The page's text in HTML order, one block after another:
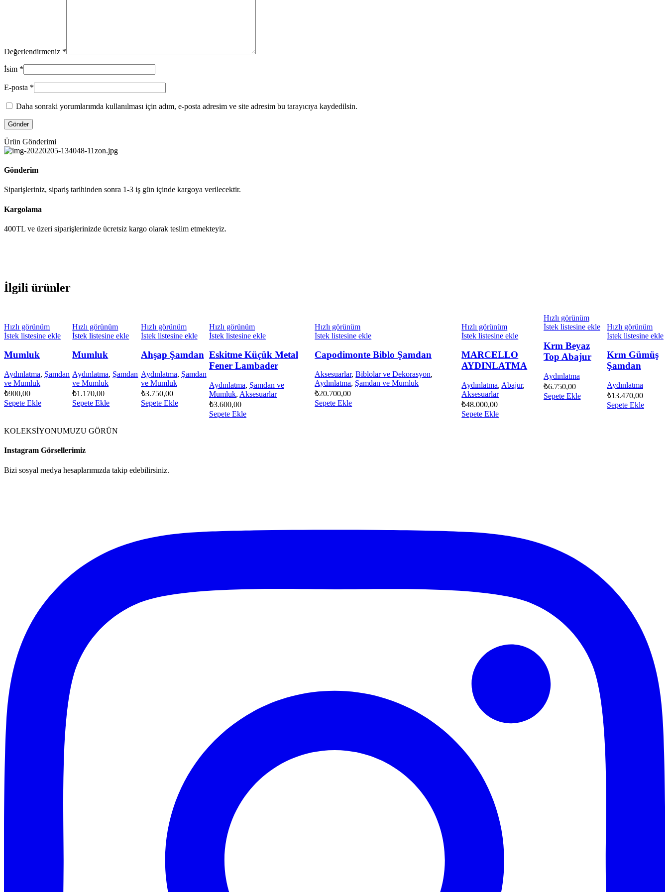
Değerlendirmeniz *
İsim *
E-posta *
Daha sonraki yorumlarımda kullanılması için adım, e-posta adresim ve site adresim bu tarayıcıya kaydedilsin.
Ürün Gönderimi
Gönderim
Siparişleriniz, sipariş tarihinden sonra 1-3 iş gün içinde kargoya verilecektir.
Kargolama
400TL ve üzeri siparişlerinizde ücretsiz kargo olarak teslim etmekteyiz.
İlgili ürünler
Hızlı görünüm
İstek listesine ekle
Mumluk
Aydınlatma, Şamdan
ve Mumluk
₺900,00
Sepete Ekle
Hızlı görünüm
İstek listesine ekle
Mumluk
Aydınlatma, Şamdan
ve Mumluk
₺1.170,00
Sepete Ekle
Hızlı görünüm
İstek listesine ekle
Ahşap Şamdan
Aydınlatma, Şamdan
ve Mumluk
₺3.750,00
Sepete Ekle
Hızlı görünüm
İstek listesine ekle
Eskitme Küçük Metal
Fener Lambader
Aydınlatma, Şamdan ve
Mumluk, Aksesuarlar
₺3.600,00
Sepete Ekle
Hızlı görünüm
İstek listesine ekle
Capodimonte Biblo Şamdan
Aksesuarlar,Biblolar ve Dekorasyon,
Aydınlatma, Şamdan ve Mumluk
₺20.700,00
Sepete Ekle
Hızlı görünüm
İstek listesine ekle
MARCELLO
AYDINLATMA
Aydınlatma, Abajur,
Aksesuarlar
₺48.000,00
Sepete Ekle
Hızlı görünüm
İstek listesine ekle
Krm Beyaz
Top Abajur
Aydınlatma
₺6.750,00
Sepete Ekle
Hızlı görünüm
İstek listesine ekle
Krm Gümüş
Şamdan
Aydınlatma
₺13.470,00
Sepete Ekle
KOLEKSİYONUMUZU GÖRÜN
Instagram Görsellerimiz
Bizi sosyal medya hesaplarımızda takip edebilirsiniz.